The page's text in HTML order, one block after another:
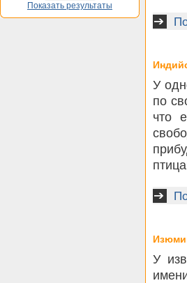
Показать результаты
У
по
что
У